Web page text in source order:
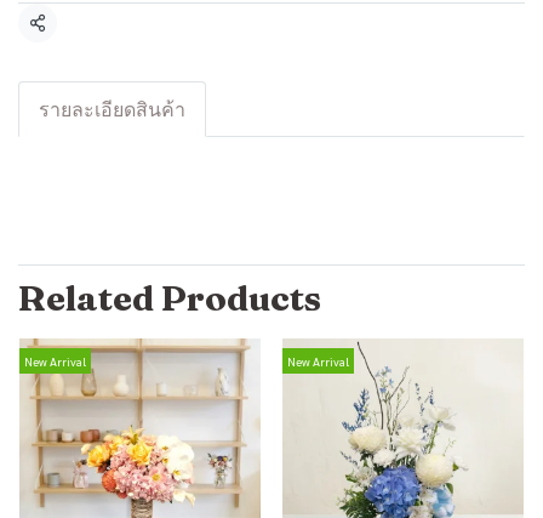
Share
รายละเอียดสินค้า
Related Products
New Arrival New Arrival